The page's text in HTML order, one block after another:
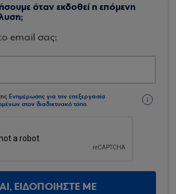
όταν εκδοθεί η επόμενη
email σας:
Ενημέρωσης για την επεξεργασία
στον διαδικτυακό τόπο.
ΕΙΔΟΠΟΙΗΣΤΕ ΜΕ